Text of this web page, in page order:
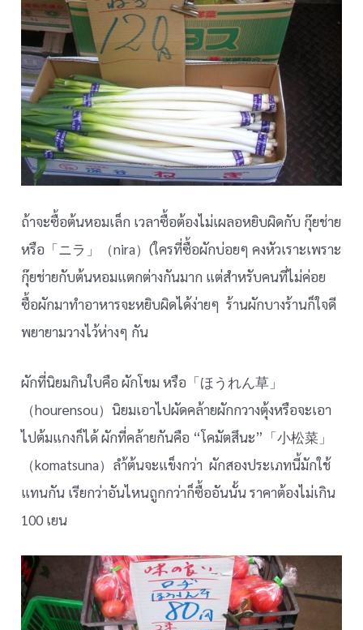
ถ้าจะซื้อต้นหอมเล็ก เวลาซื้อต้องไม่เผลอหยิบผิดกับ กุ๊ยช่าย
หรือ「ニラ」（nira）(ใครที่ซื้อผักบ่อยๆ คงหัวเราะเพราะ
กุ๊ยช่ายกับต้นหอมแตกต่างกันมาก แต่สำหรับคนที่ไม่ค่อย
ซื้อผักมาทำอาหารจะหยิบผิดได้ง่ายๆ ร้านผักบางร้านก็ใจดี
พยายามวางไว้ห่างๆ กัน
ผักที่นิยมกินใบคือ ผักโขม หรือ「ほうれん草」
（hourensou）นิยมเอาไปผัดคล้ายผักกวางตุ้งหรือจะเอา
ไปต้มแกงก็ได้ ผักที่คล้ายกันคือ “โคมัตสึนะ”「小松菜」
（komatsuna）ลำ้ต้นจะแข็งกว่า ผักสองประเภทนี้มักใช้
แทนกัน เรียกว่าอันไหนถูกกว่าก็ซื้ออันนั้น ราคาต้องไม่เกิน
100 เยน